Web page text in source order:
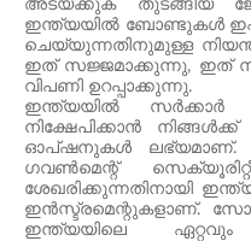
അടയ്ക്കുക തുടങ്ങിയ
ഇന്ത്യയിൽ ബോണ്ടുകൾ
ചെയ്യുന്നതിനുമുള്ള
ഇത് സജ്ജമാക്കുന്നു, ഇത്
വിപണി ഉറപ്പാക്കുന്നു.
ഇന്ത്യയിൽ സർക്കാർ
നിക്ഷേപിക്കാൻ
ഓപ്ഷനുകൾ ലഭ്യമാണ്.
ഗവൺമെന്റ്
ശേഖരിക്കുന്നതിനായി
ഇൻസ്ട്രമെന്റുകളാണ്.
ഇന്ത്യയിലെ